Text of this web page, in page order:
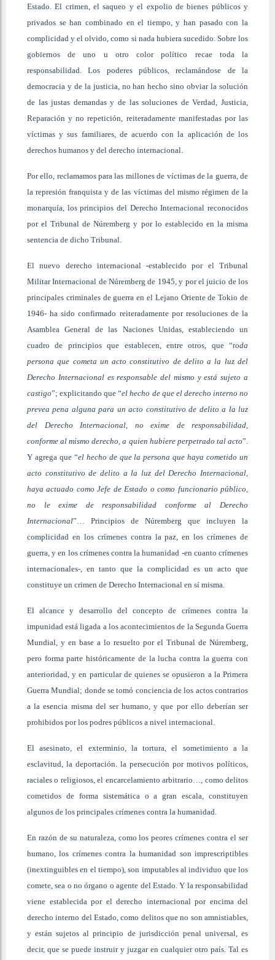
Estado. El crimen, el saqueo y el expolio de bienes públicos y
privados se han combinado en el tiempo, y han pasado con la
complicidad y el olvido, como si nada hubiera sucedido. Sobre los
gobiernos de uno u otro color político recae toda la
responsabilidad. Los poderes públicos, reclamándose de la
democracia y de la justicia, no han hecho sino obviar la solución
de las justas demandas y de las soluciones de Verdad, Justicia,
Reparación y no repetición, reiteradamente manifestadas por las
víctimas y sus familiares, de acuerdo con la aplicación de los
derechos humanos y del derecho internacional.
Por ello, reclamamos para las millones de víctimas de la guerra, de
la represión franquista y de las víctimas del mismo régimen de la
monarquía, los principios del Derecho Internacional reconocidos
por el Tribunal de Núremberg y por lo establecido en la misma
sentencia de dicho Tribunal.
El nuevo derecho internacional -establecido por el Tribunal
Militar Internacional de Núremberg de 1945, y por el juicio de los
principales criminales de guerra en el Lejano Oriente de Tokio de
1946- ha sido confirmado reiteradamente por resoluciones de la
Asamblea General de las Naciones Unidas, estableciendo un
cuadro de principios que establecen, entre otros, que “toda
persona que cometa un acto constitutivo de delito a la luz del
Derecho Internacional es responsable del mismo y está sujeto a
castigo”; explicitando que “el hecho de que el derecho interno no
prevea pena alguna para un acto constitutivo de delito a la luz
del Derecho Internacional, no exime de responsabilidad,
conforme al mismo derecho, a quien hubiere perpetrado tal acto”.
Y agrega que “el hecho de que la persona que haya cometido un
acto constitutivo de delito a la luz del Derecho Internacional,
haya actuado como Jefe de Estado o como funcionario público,
no le exime de responsabilidad conforme al Derecho
Internacional”… Principios de Núremberg que incluyen la
complicidad en los crímenes contra la paz, en los crímenes de
guerra, y en los crímenes contra la humanidad -en cuanto crímenes
internacionales-, en tanto que la complicidad es un acto que
constituye un crimen de Derecho Internacional en sí misma.
El alcance y desarrollo del concepto de crímenes contra la
impunidad está ligada a los acontecimientos de la Segunda Guerra
Mundial, y en base a lo resuelto por el Tribunal de Núremberg,
pero forma parte históricamente de la lucha contra la guerra con
anterioridad, y en particular de quienes se opusieron a la Primera
Guerra Mundial; donde se tomó conciencia de los actos contrarios
a la esencia misma del ser humano, y que por ello deberían ser
prohibidos por los podres públicos a nivel internacional.
El asesinato, el exterminio, la tortura, el sometimiento a la
esclavitud, la deportación. la persecución por motivos políticos,
raciales o religiosos, el encarcelamiento arbitrario…, como delitos
cometidos de forma sistemática o a gran escala, constituyen
algunos de los principales crímenes contra la humanidad.
En razón de su naturaleza, como los peores crímenes contra el ser
humano, los crímenes contra la humanidad son imprescriptibles
(inextinguibles en el tiempo), son imputables al individuo que los
comete, sea o no órgano o agente del Estado. Y la responsabilidad
viene establecida por el derecho internacional por encima del
derecho interno del Estado, como delitos que no son amnistiables,
y están sujetos al principio de jurisdicción penal universal, es
decir, que se puede instruir y juzgar en cualquier otro país. Tal es